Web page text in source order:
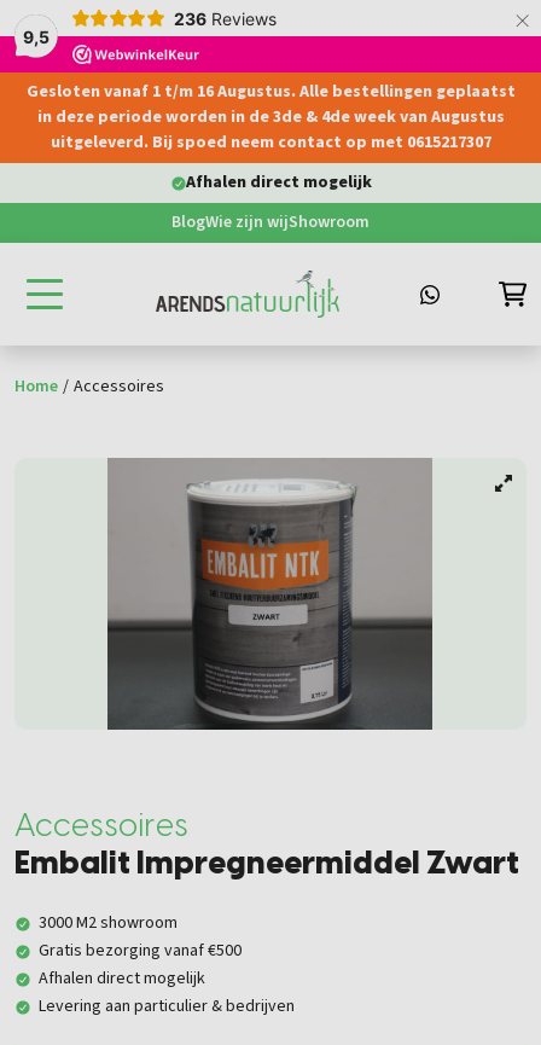
9,5
236 Reviews ×
Gesloten vanaf 1 t/m 16 Augustus. Alle bestellingen geplaatst
in deze periode worden in de 3de & 4de week van Augustus
uitgeleverd. Bij spoed neem contact op met 0615217307
Afhalen direct mogelijk
BlogWie zijn wijShowroom
Home / Accessoires
Accessoires
Embalit Impregneermiddel Zwart
3000 M2 showroom
Gratis bezorging vanaf €500
Afhalen direct mogelijk
Levering aan particulier & bedrijven